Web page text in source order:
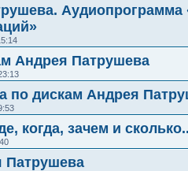
Аудиопрограмма
Андрея Патрушева
по дискам Андрея
когда, зачем и
Патрушева